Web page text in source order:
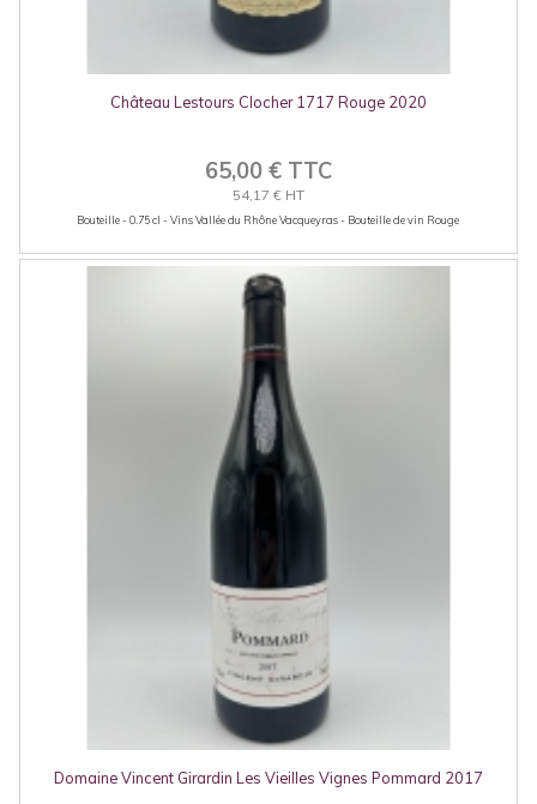
Château Lestours Clocher 1717 Rouge 2020
65,00 € TTC
54,17 € HT
Bouteille - 0.75 cl - Vins Vallée du Rhône Vacqueyras - Bouteille de vin Rouge
Domaine Vincent Girardin Les Vieilles Vignes Pommard 2017